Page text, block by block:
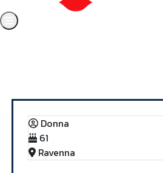
Annunci
Donna
61
Ravenna